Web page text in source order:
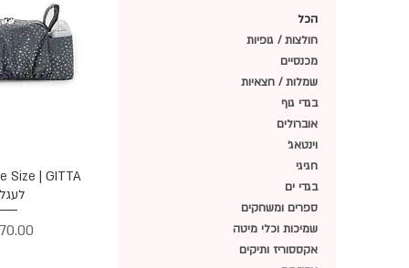
הכל
חולצות / גופיות
מכנסיים
שמלות / חצאיות
בגדי גוף
אוברולים
וינטאג׳
חגיגי
בגדי ים
ספרים ומשחקים
שמיכות וכלי מיטה
אקססוריז ותיקים
תצוגה
מחיר